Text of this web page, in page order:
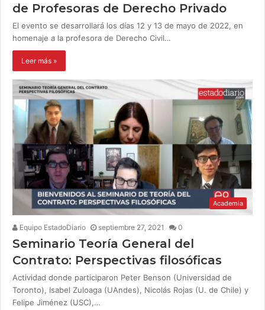
de Profesoras de Derecho Privado
El evento se desarrollará los días 12 y 13 de mayo de 2022, en
homenaje a la profesora de Derecho Civil…
Leer más »
Academia
Equipo EstadoDiario septiembre 27, 2021 0
Seminario Teoría General del
Contrato: Perspectivas filosóficas
Actividad donde participaron Peter Benson (Universidad de
Toronto), Isabel Zuloaga (UAndes), Nicolás Rojas (U. de Chile) y
Felipe Jiménez (USC),…